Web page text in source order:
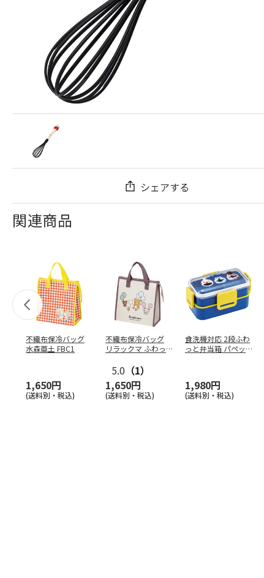
シェアする
関連商品
不織布保冷バッグ
水森亜土 FBC1
1,650円
(送料別・税込)
不織布保冷バッグ
リラックマ ふわっ
5.0 （1）
1,650円
(送料別・税込)
食洗機対応 2段ふわ
っと弁当箱 パペッ
1,980円
(送料別・税込)